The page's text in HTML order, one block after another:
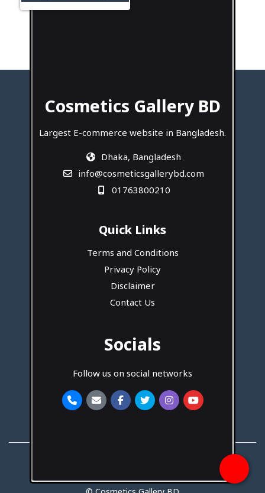
Cosmetics Gallery BD
Largest E-commerce website in Bangladesh.
Dhaka, Bangladesh
info@cosmeticsgallerybd.com
01763800210
Quick Links
Terms and Conditions
Privacy Policy
Disclaimer
Contact Us
Socials
Follow us on social networks